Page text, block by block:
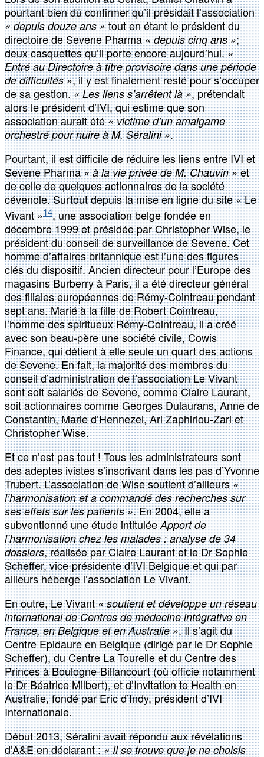
pourtant bien dû confirmer qu’il présidait l’association
« depuis douze ans »tout en étant le président du
directoire de Sevene Pharma« depuis cinq ans »;
deux casquettes qu’il porte encore aujourd’hui.«
Entré au Directoire à titre provisoire dans une période
de difficultés », il y est finalement resté pour s’occuper
de sa gestion.« Les liens s’arrêtent là », prétendait
alors le président d’IVI, qui estime que son
association aurait été« victime d’un amalgame
orchestré pour nuire à M. Séralini ».
Pourtant, il est difficile de réduire les liens entre IVI et
Sevene Pharma« à la vie privée de M. Chauvin »et
de celle de quelques actionnaires de la société
cévenole. Surtout depuis la mise en ligne du site « Le
Vivant »14, une association belge fondée en
décembre 1999 et présidée par Christopher Wise, le
président du conseil de surveillance de Sevene. Cet
homme d’affaires britannique est l’une des figures
clés du dispositif. Ancien directeur pour l’Europe des
magasins Burberry à Paris, il a été directeur général
des filiales européennes de Rémy-Cointreau pendant
sept ans. Marié à la fille de Robert Cointreau,
l’homme des spiritueux Rémy-Cointreau, il a créé
avec son beau-père une société civile, Cowis
Finance, qui détient à elle seule un quart des actions
de Sevene. En fait, la majorité des membres du
conseil d’administration de l’association Le Vivant
sont soit salariés de Sevene, comme Claire Laurant,
soit actionnaires comme Georges Dulaurans, Anne de
Constantin, Marie d’Hennezel, Ari Zaphiriou-Zari et
Christopher Wise.
Et ce n’est pas tout ! Tous les administrateurs sont
des adeptes ivistes s’inscrivant dans les pas d’Yvonne
Trubert. L’association de Wise soutient d’ailleurs«
l’harmonisation et a commandé des recherches sur
ses effets sur les patients ». En 2004, elle a
subventionné une étude intituléeApport de
l’harmonisation chez les malades : analyse de 34
dossiers, réalisée par Claire Laurant et le Dr Sophie
Scheffer, vice-présidente d’IVI Belgique et qui par
ailleurs héberge l’association Le Vivant.
En outre, Le Vivant« soutient et développe un réseau
international de Centres de médecine intégrative en
France, en Belgique et en Australie ». Il s’agit du
Centre Epidaure en Belgique (dirigé par le Dr Sophie
Scheffer), du Centre La Tourelle et du Centre des
Princes à Boulogne-Billancourt (où officie notamment
le Dr Béatrice Milbert), et d’Invitation to Health en
Australie, fondé par Eric d’Indy, président d’IVI
Internationale.
Début 2013, Séralini avait répondu aux révélations
d’A&E en déclarant :« Il se trouve que je ne choisis